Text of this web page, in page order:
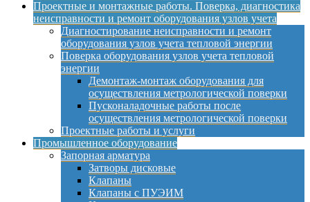
Проектные и монтажные работы. Поверка, диагностика
неисправности и ремонт оборудования узлов учета
Диагностирование неисправности и ремонт
оборудования узлов учета тепловой энергии
Поверка оборудования узлов учета тепловой
энергии
Демонтаж-монтаж оборудования для
осуществления метрологической поверки
Пусконаладочные работы после
осуществления метрологической поверки
Проектные работы и услуги
Промышленное оборудование
Запорная арматура
Затворы дисковые
Клапаны
Клапаны с ПУЭИМ